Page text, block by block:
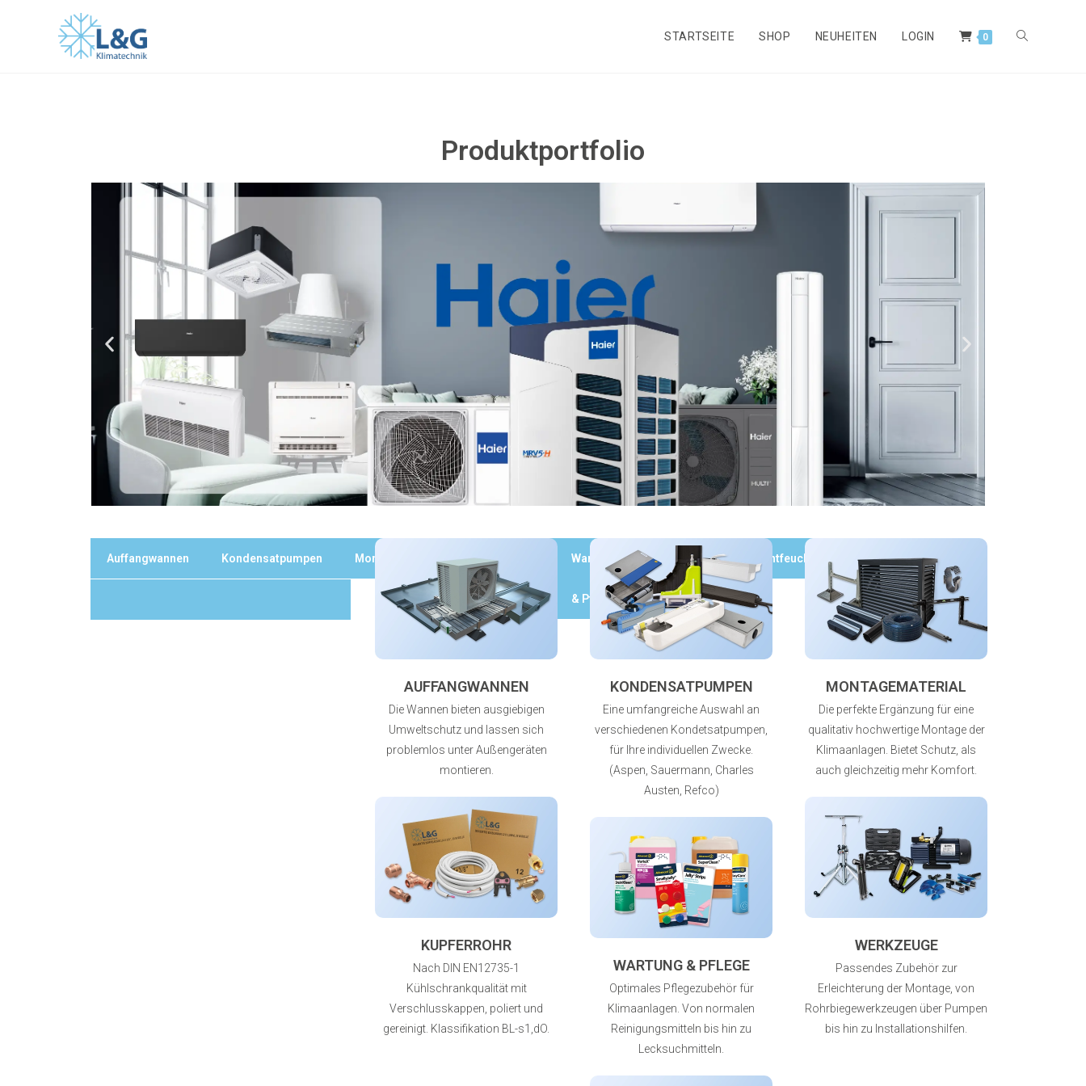
STARTSEITE SHOP NEUHEITEN LOGIN 0
Produktportfolio
Auffangwannen Kondensatpumpen Montagematerial Kupferrohr Wartung
& Pflege
Werkzeuge Luftentfeuchter
AUFFANGWANNEN
Die Wannen bieten ausgiebigen
Umweltschutz und lassen sich
problemlos unter Außengeräten
montieren.
KUPFERROHR
Nach DIN EN12735-1
Kühlschrankqualität mit
Verschlusskappen, poliert und
gereinigt. Klassifikation BL-s1,dO.
KONDENSATPUMPEN
Eine umfangreiche Auswahl an
verschiedenen Kondetsatpumpen,
für Ihre individuellen Zwecke.
(Aspen, Sauermann, Charles
Austen, Refco)
WARTUNG & PFLEGE
Optimales Pflegezubehör für
Klimaanlagen. Von normalen
Reinigungsmitteln bis hin zu
Lecksuchmitteln.
MONTAGEMATERIAL
Die perfekte Ergänzung für eine
qualitativ hochwertige Montage der
Klimaanlagen. Bietet Schutz, als
auch gleichzeitig mehr Komfort.
WERKZEUGE
Passendes Zubehör zur
Erleichterung der Montage, von
Rohrbiegewerkzeugen über Pumpen
bis hin zu Installationshilfen.